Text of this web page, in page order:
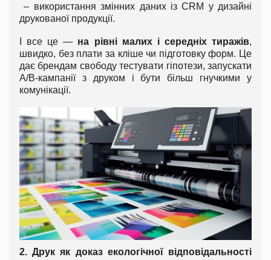
– використання змінних даних із CRM у дизайні
друкованої продукції.
І все це — на рівні малих і середніх тиражів,
швидко, без плати за кліше чи підготовку форм. Це
дає брендам свободу тестувати гіпотези, запускати
A/B-кампанії з друком і бути більш гнучкими у
комунікації.
2. Друк як доказ екологічної відповідальності